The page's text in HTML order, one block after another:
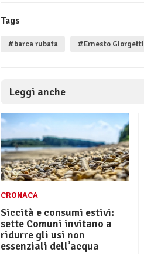
Tags
#barca rubata #Ernesto Giorgetti
Leggi anche
CRONACA
Siccità e consumi estivi:
sette Comuni invitano a
ridurre gli usi non
essenziali dell’acqua